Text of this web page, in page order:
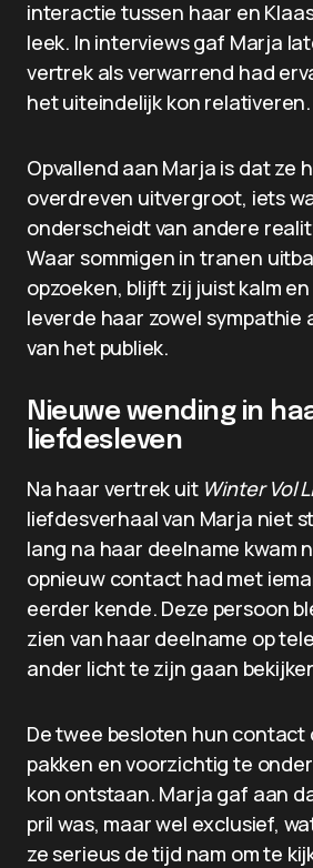
interactie tussen haar en
leek. In interviews gaf Marja
vertrek als verwarrend had
het uiteindelijk kon relativeren.
Opvallend aan Marja is dat ze
overdreven uitvergroot, iets
onderscheidt van andere
Waar sommigen in tranen
opzoeken, blijft zij juist kalm
leverde haar zowel sympathie
van het publiek.
Nieuwe wending in
liefdesleven
Na haar vertrek uit Winter Vol
liefdesverhaal van Marja niet
lang na haar deelname kwam
opnieuw contact had met
eerder kende. Deze persoon
zien van haar deelname op
ander licht te zijn gaan
De twee besloten hun contact
pakken en voorzichtig te
kon ontstaan. Marja gaf aan
pril was, maar wel exclusief,
ze serieus de tijd nam om te